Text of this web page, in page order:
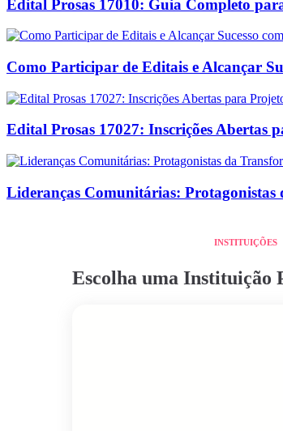
Edital Prosas 17010: Guia Completo
Como Participar de Editais e Alcançar
Edital Prosas 17027: Inscrições Abertas
Lideranças Comunitárias: Protagonistas
INSTITUIÇÕES
Escolha uma Instituição